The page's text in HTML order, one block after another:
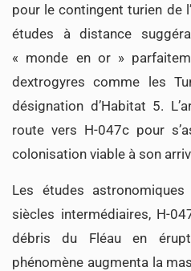
pour le contingent turien de
études à distance
« monde en or »
dextrogyres comme les
désignation d’Habitat 5.
route vers H-047c pour
colonisation viable à son
Les études
siècles intermédiaires, H-
débris du Fléau en
phénomène augmenta la